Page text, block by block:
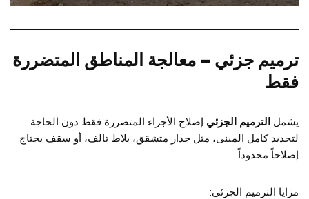
ترميم جزئي – معالجة المناطق المتضررة
فقط
يشمل الترميم الجزئي إصلاح الأجزاء المتضررة فقط دون الحاجة
لتجديد كامل المبنى، مثل جدار متشقق، بلاط تالف، أو سقف يحتاج
إصلاحاً محدوداً.
مزايا الترميم الجزئي: